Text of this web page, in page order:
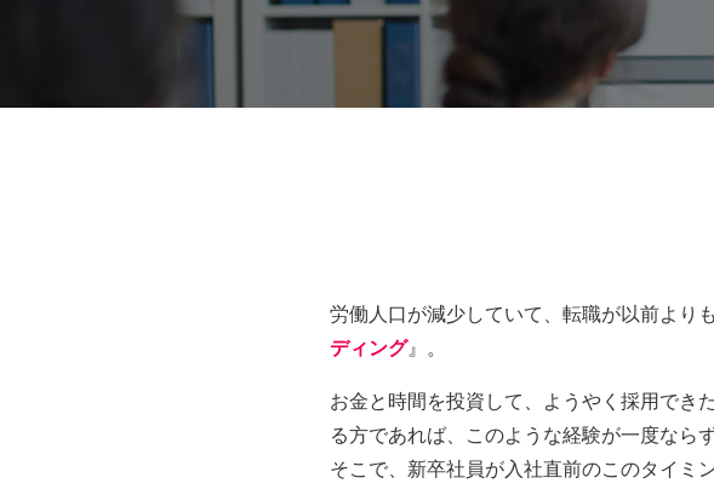
労働人口が減少していて、転職が以前より
ディング』。
お金と時間を投資して、ようやく採用でき
る方であれば、このような経験が一度なら
そこで、新卒社員が入社直前のこのタイミ